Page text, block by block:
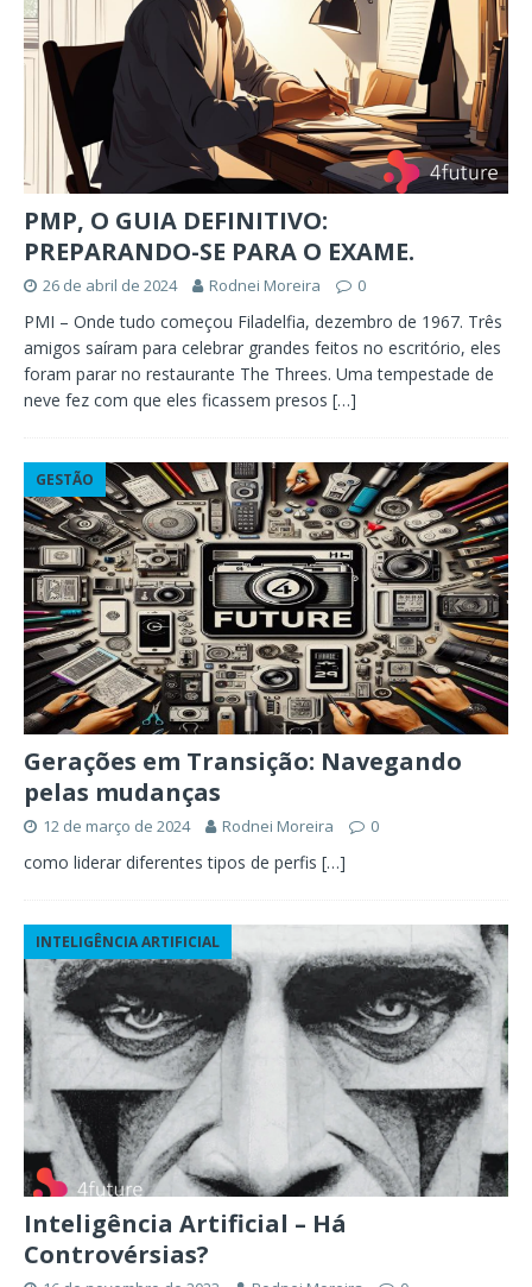
PMP, O GUIA DEFINITIVO:
PREPARANDO-SE PARA O EXAME.
26 de abril de 2024 Rodnei Moreira 0
PMI – Onde tudo começou Filadelfia, dezembro de 1967. Três
amigos saíram para celebrar grandes feitos no escritório, eles
foram parar no restaurante The Threes. Uma tempestade de
neve fez com que eles ficassem presos […]
GESTÃO
Gerações em Transição: Navegando
pelas mudanças
12 de março de 2024 Rodnei Moreira 0
como liderar diferentes tipos de perfis […]
INTELIGÊNCIA ARTIFICIAL
Inteligência Artificial – Há
Controvérsias?